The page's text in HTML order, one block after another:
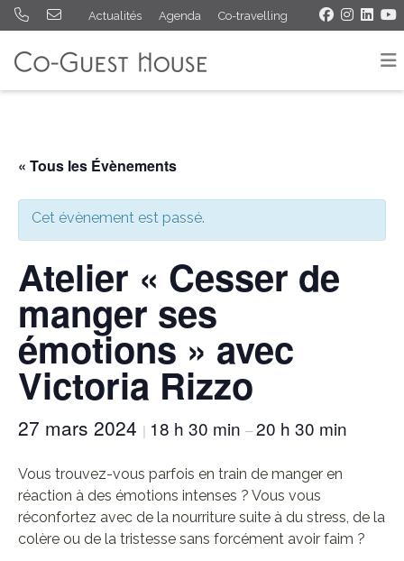
Actualités Agenda Co-travelling
« Tous les Évènements
Cet évènement est passé.
Atelier « Cesser de
manger ses
émotions » avec
Victoria Rizzo
27 mars 2024 | 18 h 30 min –20 h 30 min
Vous trouvez-vous parfois en train de manger en
réaction à des émotions intenses ? Vous vous
réconfortez avec de la nourriture suite à du stress, de la
colère ou de la tristesse sans forcément avoir faim ?